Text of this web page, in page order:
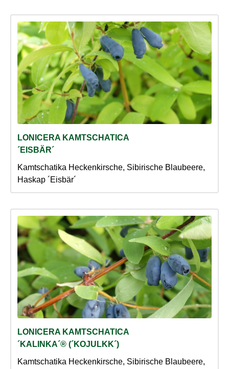
LONICERA KAMTSCHATICA
´EISBÄR´
Kamtschatika Heckenkirsche, Sibirische Blaubeere,
Haskap ´Eisbär´
LONICERA KAMTSCHATICA
´KALINKA´® (´KOJULKK´)
Kamtschatika Heckenkirsche, Sibirische Blaubeere,